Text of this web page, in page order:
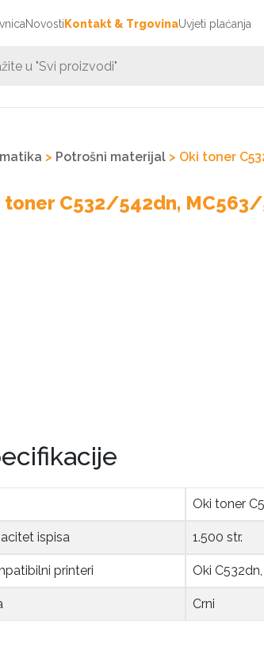
Novosti Kontakt & TrgovinaUvjeti plaćanja
> Potrošni materijal> Oki toner
toner C532/542dn, MC563/
Oki toner
ispisa 1.500 str.
printeri Oki
Crni